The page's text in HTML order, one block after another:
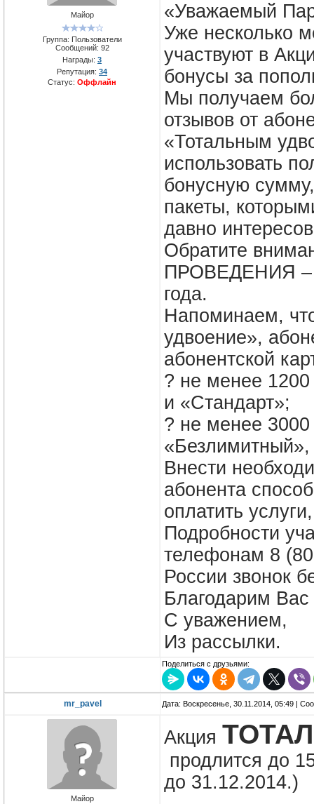
Майор
Группа: Пользователи
Сообщений: 92
Награды: 3
Репутация: 34
Статус: Оффлайн
«Уважаемый
Уже несколько
участвуют в
бонусы за
Мы получаем
отзывов от
«Тотальным
использовать
бонусную
пакеты,
давно
Обратите
ПРОВЕДЕНИЯ –
года.
Напоминаем,
удвоение»,
абонентской
? не менее 1200
и «Стандарт»;
? не менее 3000
Внести
абонента
оплатить
Подробности
телефонам 8
России звонок
Благодарим Вас
С уважением,
Из рассылки.
Поделиться с друзьями:
mr_pavel Дата: Воскресенье, 30.11.2014, 05:49 |
Майор
Акция
продлится до
до 31.12.2014.)